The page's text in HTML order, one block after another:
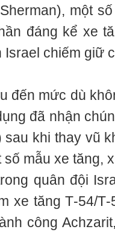
một
đáng kể xe
Israel chiếm giữ
đến mức dù
đã nhận
khi thay vũ
mẫu xe tăng,
quân đội
xe tăng Т-54/
công